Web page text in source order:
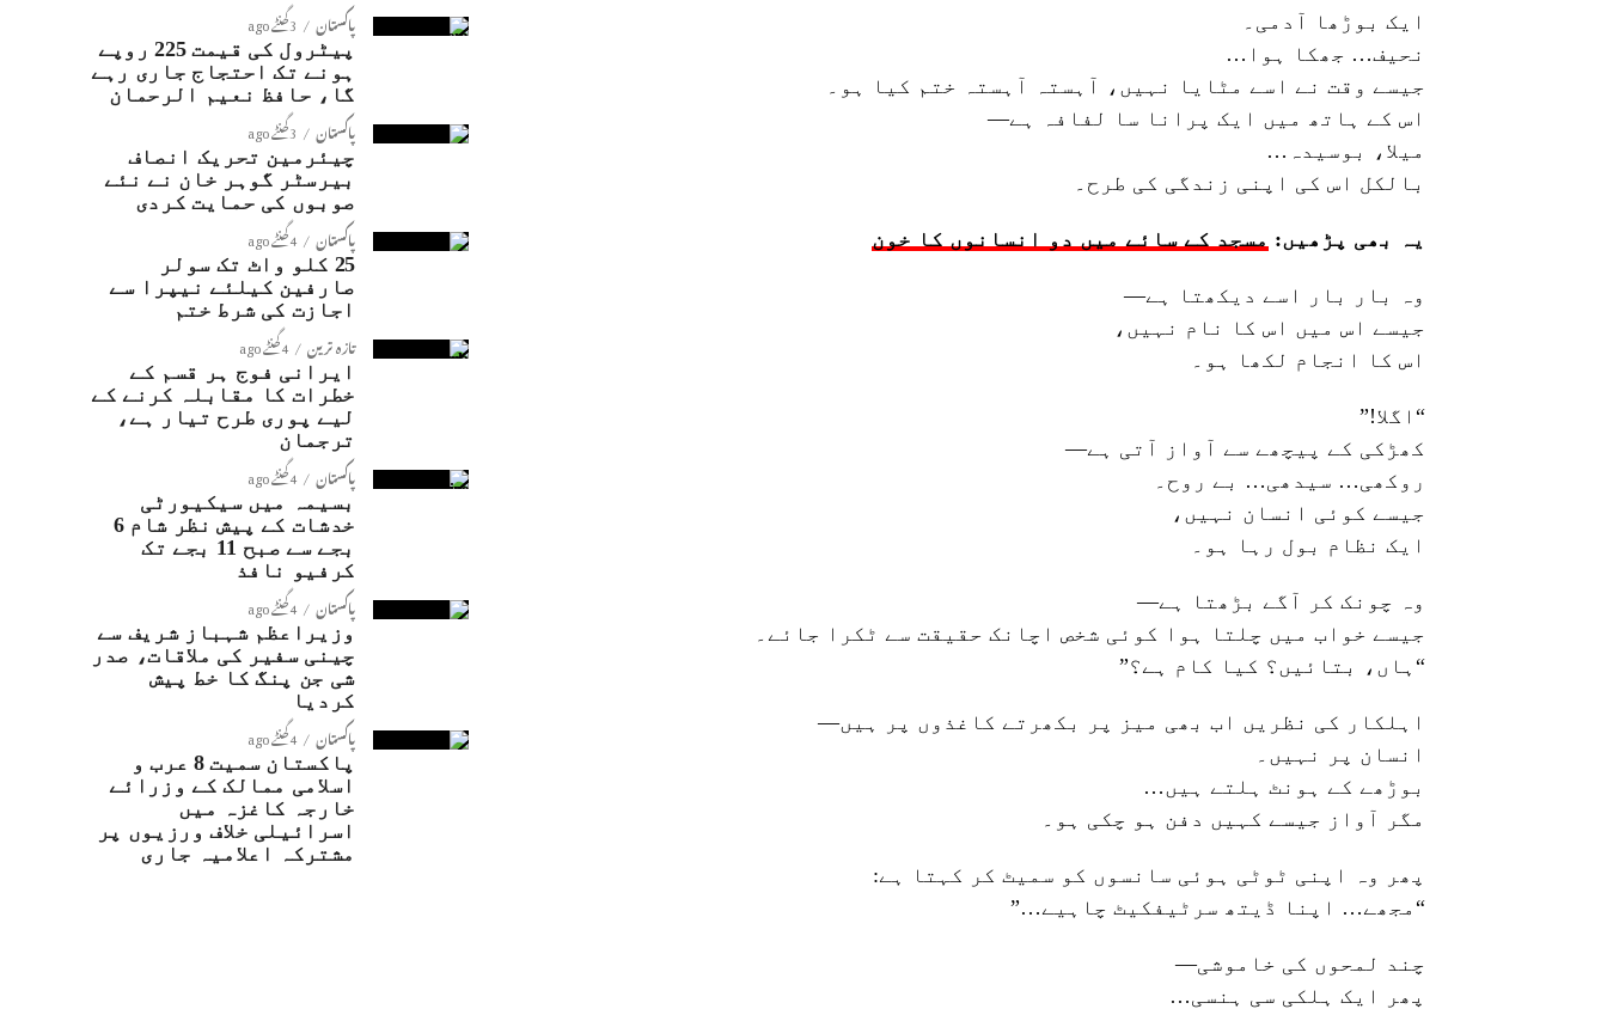
ایک بوڑھا آدمی۔
نحیف… جھکا ہوا…
جیسے وقت نے اسے مٹایا نہیں، آہستہ آہستہ ختم کیا ہو۔
اس کے ہاتھ میں ایک پرانا سا لفافہ ہے—
میلا، بوسیدہ…
بالکل اس کی اپنی زندگی کی طرح۔
یہ بھی پڑھیں: مسجد کے سائے میں دو انسانوں کا خون
وہ بار بار اسے دیکھتا ہے—
جیسے اس میں اس کا نام نہیں،
اس کا انجام لکھا ہو۔
“اگلا!”
کھڑکی کے پیچھے سے آواز آتی ہے—
روکھی… سیدھی… بے روح۔
جیسے کوئی انسان نہیں،
ایک نظام بول رہا ہو۔
وہ چونک کر آگے بڑھتا ہے—
جیسے خواب میں چلتا ہوا کوئی شخص اچانک حقیقت سے ٹکرا جائے۔
“ہاں، بتائیں؟ کیا کام ہے؟”
اہلکار کی نظریں اب بھی میز پر بکھرتے کاغذوں پر ہیں—
انسان پر نہیں۔
بوڑھے کے ہونٹ ہلتے ہیں…
مگر آواز جیسے کہیں دفن ہو چکی ہو۔
پھر وہ اپنی ٹوٹی ہوئی سانسوں کو سمیٹ کر کہتا ہے:
“مجھے… اپنا ڈیتھ سرٹیفکیٹ چاہیے…”
چند لمحوں کی خاموشی—
پھر ایک ہلکی سی ہنسی…
پاکستان 3 گھنٹے ago
پیٹرول کی قیمت 225 روپے
ہونے تک احتجاج جاری رہے
گا، حافظ نعیم الرحمان
پاکستان 3 گھنٹے ago
چیئرمین تحریک انصاف
بیرسٹر گوہر خان نے نئے
صوبوں کی حمایت کردی
پاکستان 4 گھنٹے ago
25 کلو واٹ تک سولر
صارفین کیلئے نیپرا سے
اجازت کی شرط ختم
تازہ ترین 4 گھنٹے ago
ایرانی فوج ہر قسم کے
خطرات کا مقابلہ کرنے کے
لیے پوری طرح تیار ہے،
ترجمان
پاکستان 4 گھنٹے ago
بسیمہ میں سیکیورٹی
خدشات کے پیش نظر شام 6
بجے سے صبح 11 بجے تک
کرفیو نافذ
پاکستان 4 گھنٹے ago
وزیراعظم شہباز شریف سے
چینی سفیر کی ملاقات، صدر
شی جن پنگ کا خط پیش
کردیا
پاکستان 4 گھنٹے ago
پاکستان سمیت 8 عرب و
اسلامی ممالک کے وزرائے
خارجہ کاغزہ میں
اسرائیلی خلاف ورزیوں پر
مشترکہ اعلامیہ جاری